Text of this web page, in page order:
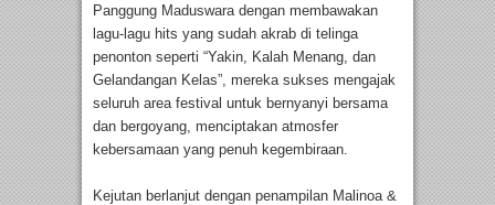
Panggung Maduswara dengan membawakan
lagu-lagu hits yang sudah akrab di telinga
penonton seperti “Yakin, Kalah Menang, dan
Gelandangan Kelas”, mereka sukses mengajak
seluruh area festival untuk bernyanyi bersama
dan bergoyang, menciptakan atmosfer
kebersamaan yang penuh kegembiraan.
Kejutan berlanjut dengan penampilan Malinoa &